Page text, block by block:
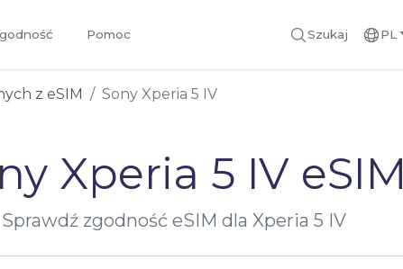
Pomoc Szukaj PL
z eSIM Sony Xperia 5 IV
Xperia 5 IV eSIM
Sprawdź zgodność eSIM dla Xperia 5 IV